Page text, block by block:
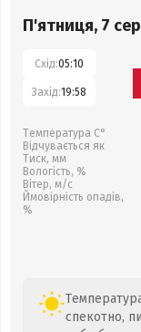
П'ятниця, 7
Схід:05:10
Захід:19:58
Температура С°
Відчувається як
Тиск, мм
Вологість, %
Вітер, м/с
Ймовірність опадів,
%
спекотно,